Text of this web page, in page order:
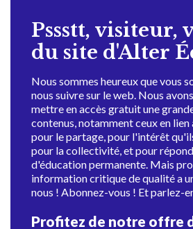
Pssstt, visiteur,
du site d'Alter
Nous sommes heureux que vous
nous suivre sur le web. Nous
mettre en accès gratuit une
contenus, notamment ceux en
pour le partage, pour l'intérêt
pour la collectivité, et pour
d'éducation permanente. Mais
information critique de qualité a
nous ! Abonnez-vous ! Et parlez-
Profitez de notre offre